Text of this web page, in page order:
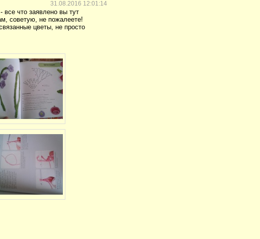
31.08.2016 12:01:14
все что заявлено вы тут
советую, не пожалеете!
цветы, не просто